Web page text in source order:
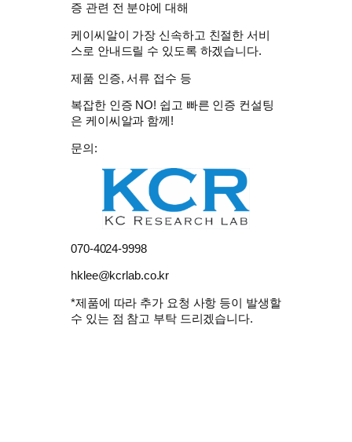
증 관련 전 분야에 대해
케이씨알이 가장 신속하고 친절한 서비
스로 안내드릴 수 있도록 하겠습니다.
제품 인증, 서류 접수 등
복잡한 인증 NO! 쉽고 빠른 인증 컨설팅
은 케이씨알과 함께!
문의:
070-4024-9998
hklee@kcrlab.co.kr
*제품에 따라 추가 요청 사항 등이 발생할
수 있는 점 참고 부탁 드리겠습니다.